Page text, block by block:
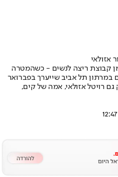
אזולאי
קבוצת ריצה לנשים - כשהמטרה
ריצת 10 קילומטרים במרתון תל אביב שייערך בפברואר
רויטל אזולאי, אמה של קים,